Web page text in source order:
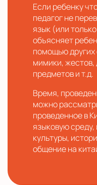
Если ребенку
педагог не
язык (или
объясняет
помощью
мимики, жестов,
предметов и т.д.
Время,
можно
проведенное в
языковую
культуры,
общение на